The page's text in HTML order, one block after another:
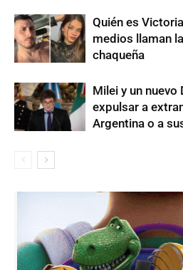
Quién es
medios llaman
chaqueña
Milei y un nuevo
expulsar a
Argentina o a